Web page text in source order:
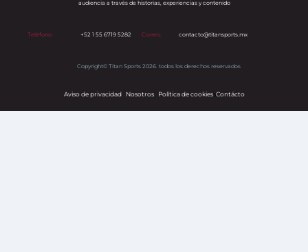
audiencia a través de historias, experiencias y contenido
Teléfono: +52 1 55 6719 5282 Correo: contacto@titansports.mx
Copyright© Titan Sports 2026. todos los derechos reservados
Aviso de privacidad Nosotros Política de cookiess Contácto